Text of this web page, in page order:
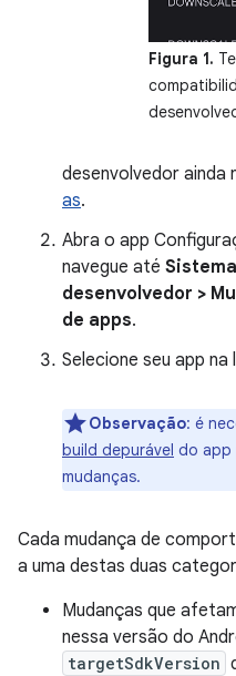
Figura 1.
desenvolvedor ainda
as.
Abra o app
navegue até
desenvolvedor >
de apps.
Selecione seu app na
Observação: é
build depurável do app
mudanças.
Cada mudança de
a uma destas duas
Mudanças que
nessa versão do
targetSdkVersion